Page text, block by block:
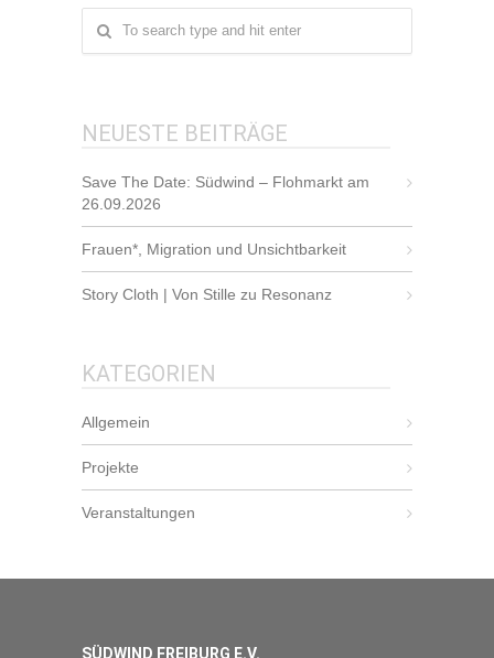
NEUESTE BEITRÄGE
Save The Date: Südwind – Flohmarkt am
26.09.2026
Frauen*, Migration und Unsichtbarkeit
Story Cloth | Von Stille zu Resonanz
KATEGORIEN
Allgemein
Projekte
Veranstaltungen
SÜDWIND FREIBURG E.V.